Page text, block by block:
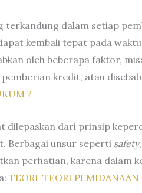
terkandung dalam setiap
kembali tepat pada
oleh beberapa faktor,
kredit, atau
?
dari prinsip
Berbagai unsur seperti safety,
perhatian, karena dalam
TEORI-TEORI